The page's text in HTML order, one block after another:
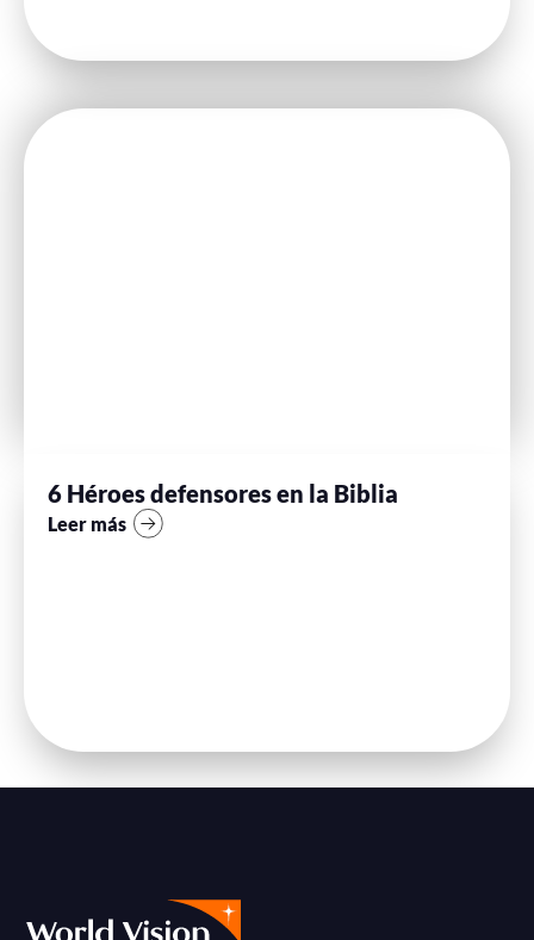
6 Héroes defensores en la Biblia
Leer más